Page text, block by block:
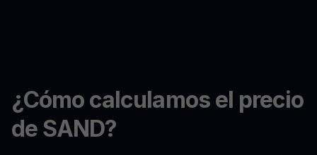
¿Cómo calculamos el precio
de SAND?